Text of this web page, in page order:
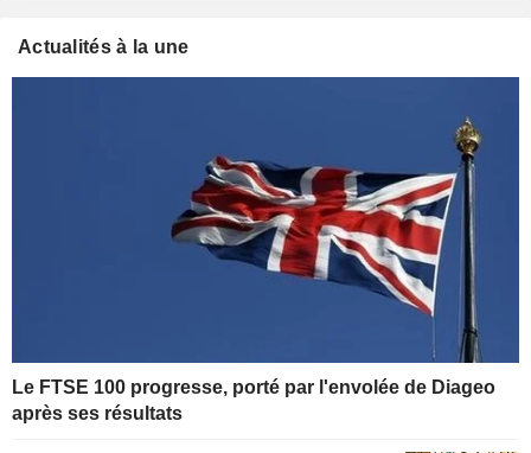
Actualités à la une
Le FTSE 100 progresse, porté par l'envolée de Diageo
après ses résultats